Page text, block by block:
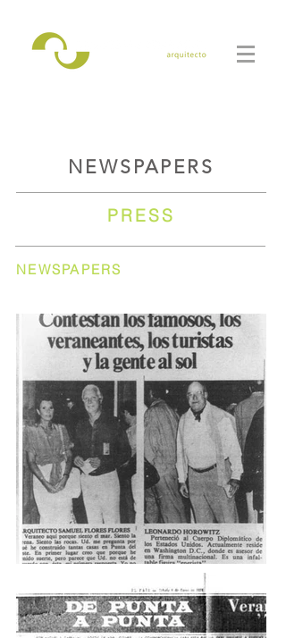
NEWSPAPERS
PRESS
NEWSPAPERS